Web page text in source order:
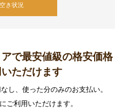
空き状況
で最安値級の格安価格
ただけます
し、使った分のみのお支払い。
ご利用いただけます。